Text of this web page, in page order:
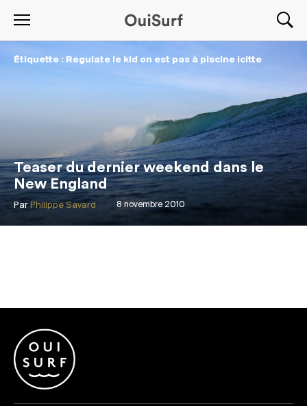
Étiquette : Regulate le kid on est pas à piscine icitte
Teaser du dernier weekend dans le
New England
8 novembre 2010
Par Philippe Savard